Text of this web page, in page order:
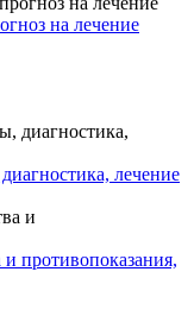
на лечение
лечение
противопоказания,